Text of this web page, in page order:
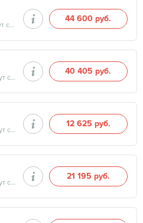
Продолжительность минут, готовность результатов — дата и время готовности будут сообщены врачом в день приёма
44 600 руб.
Продолжительность минут, готовность результатов — дата и время готовности будут сообщены врачом в день приёма
40 405 руб.
Продолжительность минут, готовность результатов — дата и время готовности будут сообщены врачом в день приёма
12 625 руб.
Продолжительность минут, готовность результатов — дата и время готовности будут сообщены врачом в день приёма
21 195 руб.